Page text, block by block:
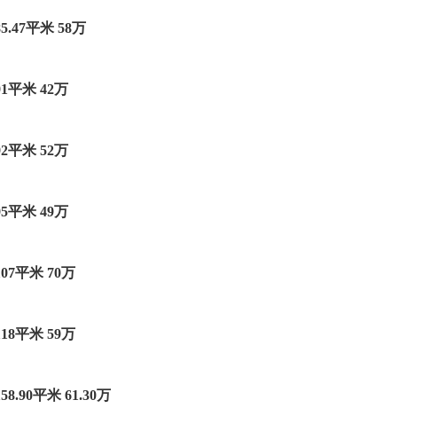
平米 58万
平米 42万
平米 52万
平米 49万
平米 70万
平米 59万
平米 61.30万